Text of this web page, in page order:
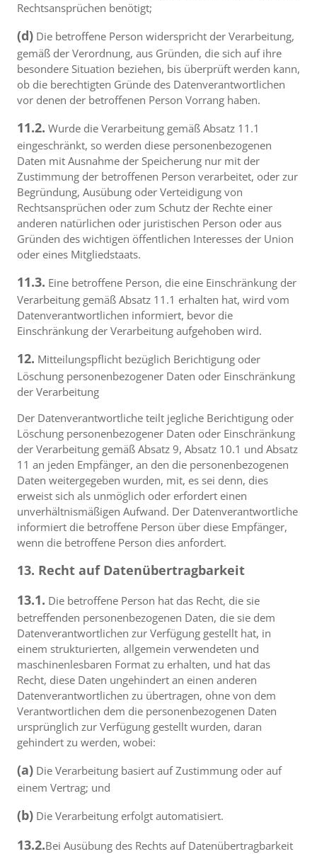
Rechtsansprüchen benötigt;
(d) Die betroffene Person widerspricht der Verarbeitung,
gemäß der Verordnung, aus Gründen, die sich auf ihre
besondere Situation beziehen, bis überprüft werden kann,
ob die berechtigten Gründe des Datenverantwortlichen
vor denen der betroffenen Person Vorrang haben.
11.2. Wurde die Verarbeitung gemäß Absatz 11.1
eingeschränkt, so werden diese personenbezogenen
Daten mit Ausnahme der Speicherung nur mit der
Zustimmung der betroffenen Person verarbeitet, oder zur
Begründung, Ausübung oder Verteidigung von
Rechtsansprüchen oder zum Schutz der Rechte einer
anderen natürlichen oder juristischen Person oder aus
Gründen des wichtigen öffentlichen Interesses der Union
oder eines Mitgliedstaats.
11.3. Eine betroffene Person, die eine Einschränkung der
Verarbeitung gemäß Absatz 11.1 erhalten hat, wird vom
Datenverantwortlichen informiert, bevor die
Einschränkung der Verarbeitung aufgehoben wird.
12. Mitteilungspflicht bezüglich Berichtigung oder
Löschung personenbezogener Daten oder Einschränkung
der Verarbeitung
Der Datenverantwortliche teilt jegliche Berichtigung oder
Löschung personenbezogener Daten oder Einschränkung
der Verarbeitung gemäß Absatz 9, Absatz 10.1 und Absatz
11 an jeden Empfänger, an den die personenbezogenen
Daten weitergegeben wurden, mit, es sei denn, dies
erweist sich als unmöglich oder erfordert einen
unverhältnismäßigen Aufwand. Der Datenverantwortliche
informiert die betroffene Person über diese Empfänger,
wenn die betroffene Person dies anfordert.
13. Recht auf Datenübertragbarkeit
13.1. Die betroffene Person hat das Recht, die sie
betreffenden personenbezogenen Daten, die sie dem
Datenverantwortlichen zur Verfügung gestellt hat, in
einem strukturierten, allgemein verwendeten und
maschinenlesbaren Format zu erhalten, und hat das
Recht, diese Daten ungehindert an einen anderen
Datenverantwortlichen zu übertragen, ohne von dem
Verantwortlichen dem die personenbezogenen Daten
ursprünglich zur Verfügung gestellt wurden, daran
gehindert zu werden, wobei:
(a) Die Verarbeitung basiert auf Zustimmung oder auf
einem Vertrag; und
(b) Die Verarbeitung erfolgt automatisiert.
13.2.Bei Ausübung des Rechts auf Datenübertragbarkeit